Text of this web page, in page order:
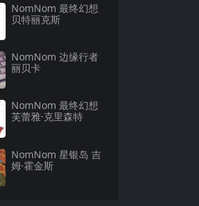
NomNom 最终幻想
贝特丽克斯
NomNom 边缘行者
丽贝卡
NomNom 最终幻想
芙蕾雅·克里森特
NomNom 星银岛 吉
姆·霍金斯